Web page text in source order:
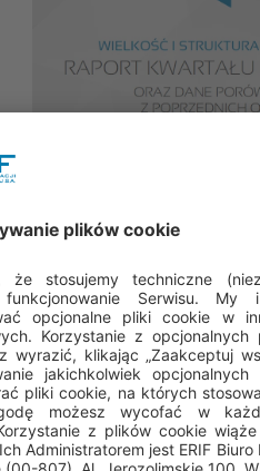
danych ERIF
Przedstawiamy w nim dane
oraz struktury naszej bazy, a
porównawcze z poprzednich
mld zł – tyle wynosi wartość
gospodarczych w bazie ERIF
ponownie zanotowaliśmy